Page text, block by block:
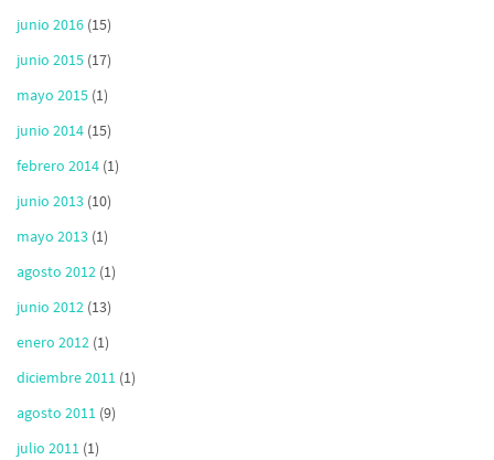
junio 2016 (15)
junio 2015 (17)
mayo 2015 (1)
junio 2014 (15)
febrero 2014 (1)
junio 2013 (10)
mayo 2013 (1)
agosto 2012 (1)
junio 2012 (13)
enero 2012 (1)
diciembre 2011 (1)
agosto 2011 (9)
julio 2011 (1)